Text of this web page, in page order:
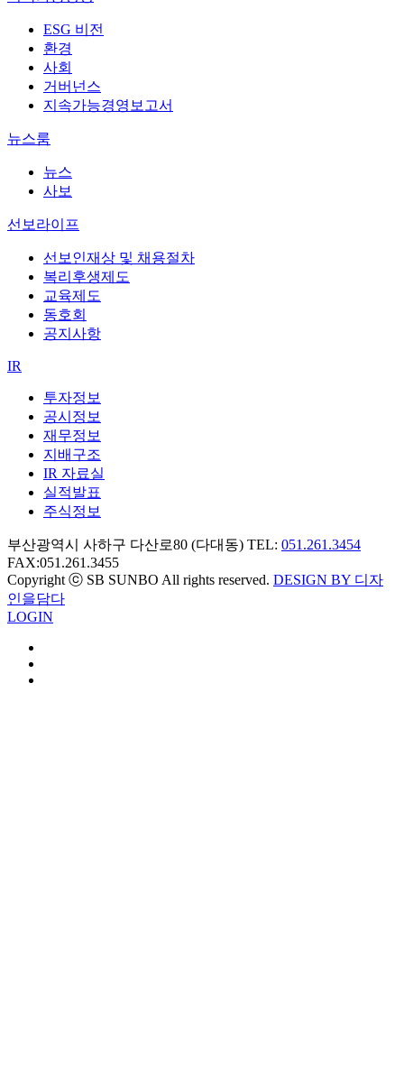
ESG 비전
환경
사회
거버넌스
지속가능경영보고서
뉴스룸
뉴스
사보
선보라이프
선보인재상 및 채용절차
복리후생제도
교육제도
동호회
공지사항
IR
투자정보
공시정보
재무정보
지배구조
IR 자료실
실적발표
주식정보
부산광역시 사하구 다산로80 (다대동) TEL: 051.261.3454
FAX:051.261.3455
Copyright ⓒ SB SUNBO All rights reserved. DESIGN BY 디자
인을담다
LOGIN